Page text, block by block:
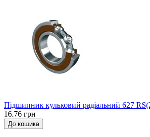
Підшипник кульковий радіальний 627
16.76 грн
До кошика